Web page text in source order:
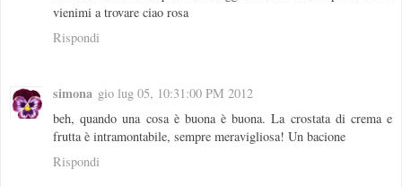
vienimi a trovare ciao rosa
Rispondi
simona gio lug 05, 10:31:00 PM 2012
beh, quando una cosa è buona è buona. La crostata di crema e
frutta è intramontabile, sempre meravigliosa! Un bacione
Rispondi